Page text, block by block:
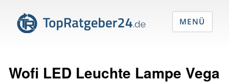
Wofi LED Leuchte Lampe Vega
MENÜ